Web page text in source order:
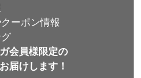
ーポン情報
会員様限定の
届けします！